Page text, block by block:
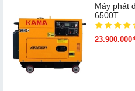
Máy phát
6500T
23.900.000₫